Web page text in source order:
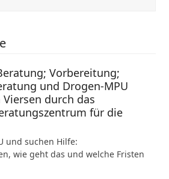
Vorbereitung;
und Drogen-MPU
durch das
für die
und suchen Hilfe:
wie geht das und welche Fristen